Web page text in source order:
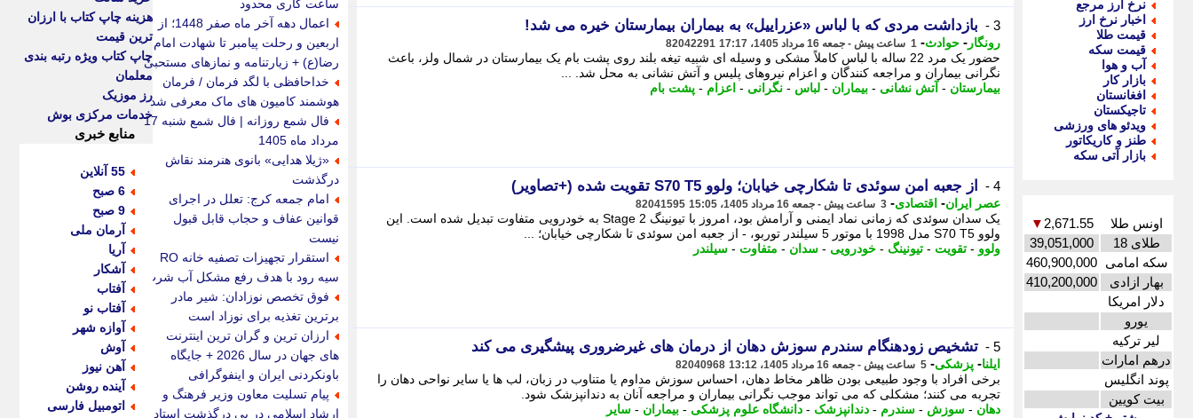
نرخ ارز مرجع
اخبار نرخ ارز
قیمت طلا
قیمت سکه
آب و هوا
بازار کار
افغانستان
تاجیکستان
ویدئو های ورزشی
طنز و کاریکاتور
بازار آتی سکه
اونس طلا 2,671.55
▼
طلای 18
39,051,000
سکه امامی 460,900,000
بهار ازادی
410,200,000
دلار امریکا
یورو
لیر ترکیه
درهم امارات
پوند انگلیس
بیت کویین
3 - بازداشت مردی که با لباس «عزراییل» به بیماران بیمارستان خیره می شد!
رونگار - حوادث- 1 ساعت پیش - جمعه 16 مرداد 1405، 17:17 82042291
حضور یک مرد 22 ساله با لباس کاملاً مشکی و وسیله ای شبیه تیغه بلند روی پشت بام یک بیمارستان در شمال ولز، باعث
نگرانی بیماران و مراجعه کنندگان و اعزام نیروهای پلیس و آتش نشانی به محل شد. ...
بیمارستان - آتش نشانی - بیماران - لباس - نگرانی - اعزام - پشت بام
4 - از جعبه امن سوئدی تا شکارچی خیابان؛ ولوو S70 T5 تقویت شده (+تصاویر)
عصر ایران- اقتصادی- 3 ساعت پیش - جمعه 16 مرداد 1405، 15:05 82041595
یک سدان سوئدی که زمانی نماد ایمنی و آرامش بود، امروز با تیونینگ Stage 2 به خودرویی متفاوت تبدیل شده است. این
ولوو S70 T5 مدل 1998 با موتور 5 سیلندر توربو، - از جعبه امن سوئدی تا شکارچی خیابان؛ ...
ولوو - تقویت - تیونینگ - خودرویی - سدان - متفاوت - سیلندر
5 - تشخیص زودهنگام سندرم سوزش دهان از درمان های غیرضروری پیشگیری می کند
ایلنا- پزشکی- 5 ساعت پیش - جمعه 16 مرداد 1405، 13:12 82040968
برخی افراد با وجود طبیعی بودن ظاهر مخاط دهان، احساس سوزش مداوم یا متناوب در زبان، لب ها یا سایر نواحی دهان را
تجربه می کنند؛ مشکلی که می تواند موجب نگرانی بیماران و مراجعه آنان به دندانپزشک شود.
دهان - سوزش - سندرم - دندانپزشک - دانشگاه علوم پزشکی - بیماران - سایر
ساعت کاری محدود
اعمال دهه آخر ماه صفر 1448؛ از
اربعین و رحلت پیامبر تا شهادت امام
رضا(ع) + زیارتنامه و نمازهای مستحبی
خداحافظی با لگد فرمان / فرمان
هوشمند کامیون های ماک معرفی شد
فال شمع روزانه | فال شمع شنبه 17
مرداد ماه 1405
«ژیلا هدایی» بانوی هنرمند نقاش
درگذشت
امام جمعه کرج: تعلل در اجرای
قوانین عفاف و حجاب قابل قبول
نیست
استقرار تجهیزات تصفیه خانه RO
سیه رود با هدف رفع مشکل آب شرب
فوق تخصص نوزادان: شیر مادر
برترین تغذیه برای نوزاد است
ارزان ترین و گران ترین اینترنت
های جهان در سال 2026 + جایگاه
باونکردنی ایران و اینفوگرافی
پیام تسلیت معاون وزیر فرهنگ و
ارشاد اسلامی در پی درگذشت استاد
هزینه چاپ کتاب با ارزان
ترین قیمت
چاپ کتاب ویژه رتبه بندی
معلمان
رز موزیک
خدمات مرکزی بوش
منابع خبری
55 آنلاین
6 صبح
9 صبح
آرمان ملی
آریا
آشکار
آفتاب
آفتاب نو
آوازه شهر
آوش
آهن نیوز
آینده روشن
اتومبیل فارسی